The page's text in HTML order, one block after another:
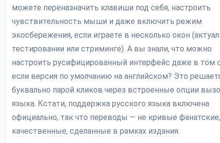
можете переназначить клавиши под себя, настроить
чувствительность мыши и даже включить режим
экосбережения, если играете в несколько окон
тестировании или стриминге). А вы знали, что можно
настроить русифицированный интерфейс даже в том
если версия по умолчанию на английском? Это
буквально парой кликов через встроенные опции
языка. Кстати, поддержка русского языка включена
официально, так что переводы — не кривые
качественные, сделанные в рамках издания.